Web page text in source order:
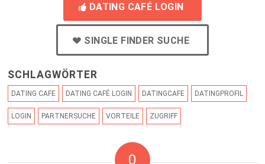
DATING CAFÉ LOGIN
SINGLE FINDER SUCHE
SCHLAGWÖRTER
DATING CAFE DATING CAFÉ LOGIN DATINGCAFE DATINGPROFIL
LOGIN PARTNERSUCHE VORTEILE ZUGRIFF
0